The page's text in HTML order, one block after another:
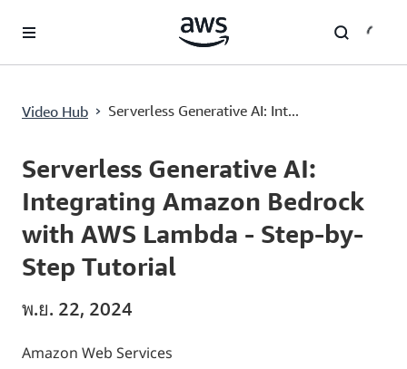
Video Hub › Serverless Generative AI: Int...
Current
0:03 / Duration
11:30
Serverless Generative AI:
Integrating Amazon Bedrock
with AWS Lambda - Step-by-
Step Tutorial
พ.ย. 22, 2024
Amazon Web Services